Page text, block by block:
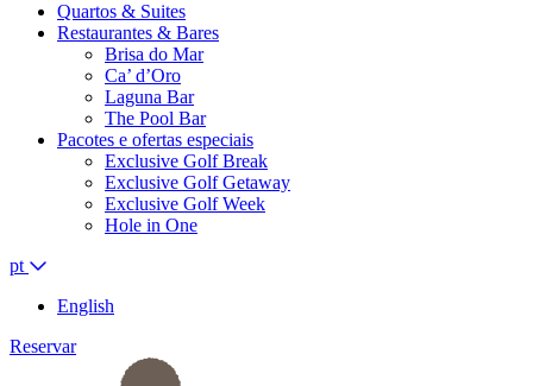
Quartos & Suites
Restaurantes & Bares
Brisa do Mar
Ca’ d’Oro
Laguna Bar
The Pool Bar
Pacotes e ofertas especiais
Exclusive Golf Break
Exclusive Golf Getaway
Exclusive Golf Week
Hole in One
pt
English
Reservar